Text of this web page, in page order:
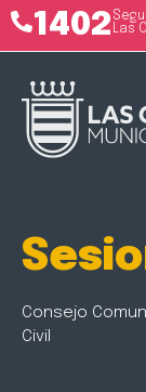
1402 Las
Consejo
Civil